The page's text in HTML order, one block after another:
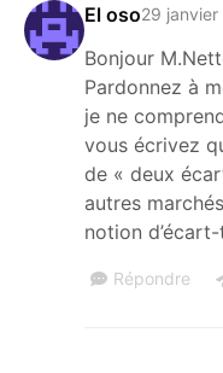
El oso29 janvier
Bonjour
Pardonnez à
je ne
vous écrivez
de « deux
autres
notion
Répondre